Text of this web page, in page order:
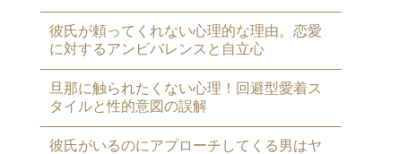
彼氏が頼ってくれない心理的な理由。恋愛
に対するアンビバレンスと自立心
旦那に触られたくない心理！回避型愛着ス
タイルと性的意図の誤解
彼氏がいるのにアプローチしてくる男はヤ